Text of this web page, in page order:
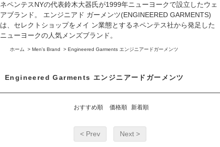
ネペンテスNYの代表鈴木大器氏が1999年ニューヨークで設立したウェ
アブランド。 エンジニアド ガーメンツ(ENGINEERED GARMENTS)
は、セレクトショップをメイ ン業態とするネペンテス社から発足した
ニューヨークの人気メンズブランド。
ホーム > Men's Brand > Engineered Garments エンジニアードガーメンツ
Engineered Garments エンジニアードガーメンツ
おすすめ順 価格順 新着順
< Prev Next >